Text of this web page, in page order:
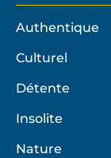
Authentique
Culturel
Détente
Insolite
Nature